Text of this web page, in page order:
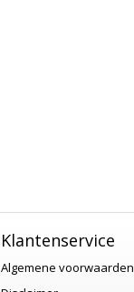
Klantenservice
Algemene voorwaarden